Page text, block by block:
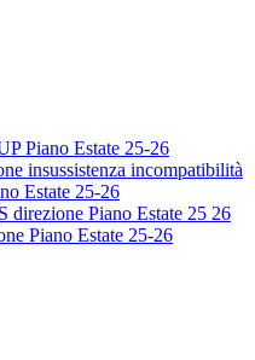
Piano Estate 25-26
insussistenza incompatibilità
Estate 25-26
direzione Piano Estate 25 26
Piano Estate 25-26